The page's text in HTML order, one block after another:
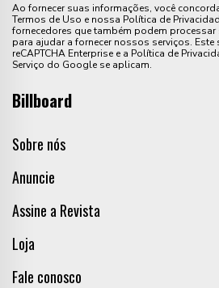
Ao fornecer suas informações, você
Termos de Uso e nossa Política de
fornecedores que também podem
para ajudar a fornecer nossos serviços.
reCAPTCHA Enterprise e a Política de
Serviço do Google se aplicam.
Billboard
Sobre nós
Anuncie
Assine a Revista
Loja
Fale conosco